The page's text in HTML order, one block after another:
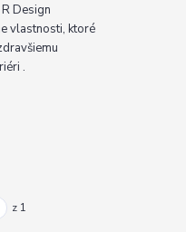
Design
vlastnosti, ktoré
.
z 1